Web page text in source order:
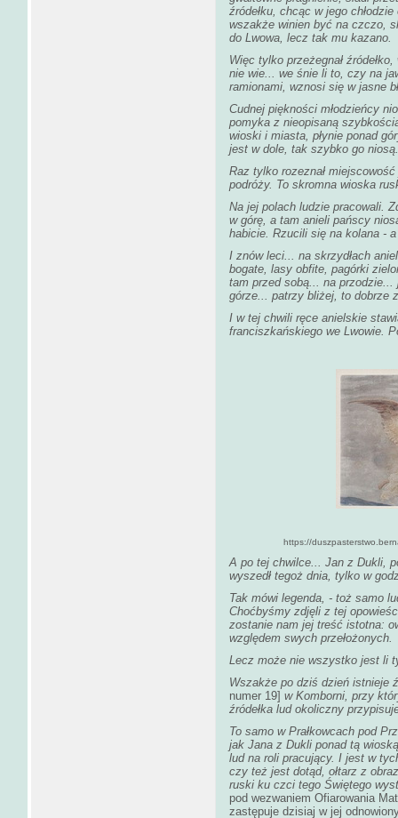
źródełku, chcąc w jego
wszakże winien być na czczo,
do Lwowa, lecz tak mu kazano.
Więc tylko przeżegnał
nie wie... we śnie li to, czy na
ramionami, wznosi się w jasne
Cudnej piękności młodzieńcy
pomyka z nieopisaną
wioski i miasta, płynie ponad
jest w dole, tak szybko go niosą.
Raz tylko rozeznał
podróży. To skromna wioska
Na jej polach ludzie pracowali.
w górę, a tam anieli pańscy
habicie. Rzucili się na kolana -
I znów leci... na skrzydłach
bogate, lasy obfite, pagórki
tam przed sobą... na przodzie...
górze... patrzy bliżej, to dobrze
I w tej chwili ręce anielskie
franciszkańskiego we Lwowie.
https://
A po tej chwilce... Jan z Dukli,
wyszedł tegoż dnia, tylko w
Tak mówi legenda, - toż samo
Choćbyśmy zdjęli z tej
zostanie nam jej treść istotna:
względem swych przełożonych.
Lecz może nie wszystko jest li
Wszakże po dziś dzień istnieje
numer 19] w Komborni, przy
źródełka lud okoliczny
To samo w Prałkowcach pod
jak Jana z Dukli ponad tą wioską
lud na roli pracujący. I jest w
czy też jest dotąd, ołtarz z
ruski ku czci tego Świętego
pod wezwaniem Ofiarowania
zastępuje dzisiaj w jej